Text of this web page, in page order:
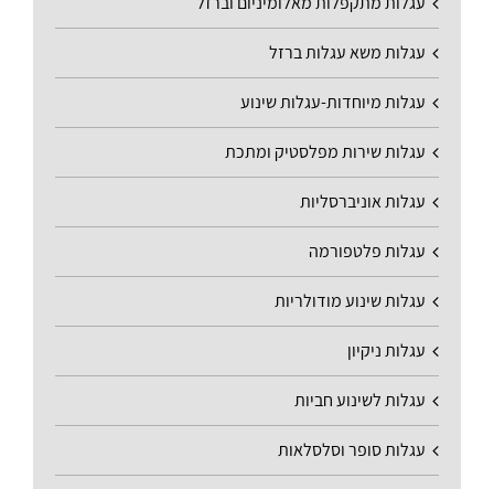
עגלות משא עגלות ברזל
עגלות מיוחדות-עגלות שינוע
עגלות שירות מפלסטיק ומתכת
עגלות אוניברסליות
עגלות פלטפורמה
עגלות שינוע מודולריות
עגלות ניקיון
עגלות לשינוע חביות
עגלות סופר וסלסלאות